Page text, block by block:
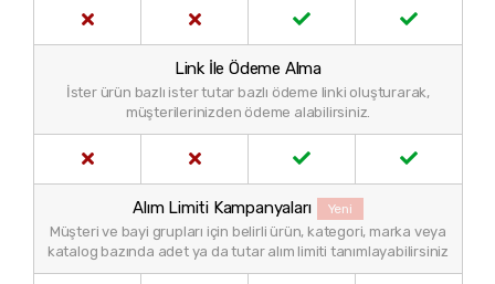
Link İle Ödeme Alma
İster ürün bazlı ister tutar bazlı ödeme linki oluşturarak,
müşterilerinizden ödeme alabilirsiniz.
Alım Limiti Kampanyaları Yeni
Müşteri ve bayi grupları için belirli ürün, kategori, marka veya
katalog bazında adet ya da tutar alım limiti tanımlayabilirsiniz